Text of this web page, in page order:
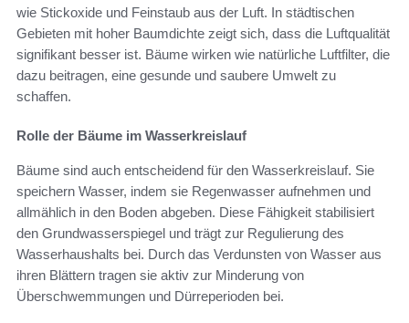
wie Stickoxide und Feinstaub aus der Luft. In städtischen
Gebieten mit hoher Baumdichte zeigt sich, dass die Luftqualität
signifikant besser ist. Bäume wirken wie natürliche Luftfilter, die
dazu beitragen, eine gesunde und saubere Umwelt zu
schaffen.
Rolle der Bäume im Wasserkreislauf
Bäume sind auch entscheidend für den Wasserkreislauf. Sie
speichern Wasser, indem sie Regenwasser aufnehmen und
allmählich in den Boden abgeben. Diese Fähigkeit stabilisiert
den Grundwasserspiegel und trägt zur Regulierung des
Wasserhaushalts bei. Durch das Verdunsten von Wasser aus
ihren Blättern tragen sie aktiv zur Minderung von
Überschwemmungen und Dürreperioden bei.